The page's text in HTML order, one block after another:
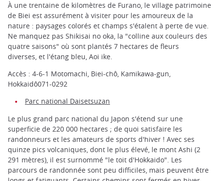
À une trentaine de kilomètres de Furano, le village patrimoine
de Biei est assurément à visiter pour les amoureux de la
nature : paysages colorés et champs s'étalent à perte de vue.
Ne manquez pas Shikisai no oka, la "colline aux couleurs des
quatre saisons" où sont plantés 7 hectares de fleurs
diverses, et l'étang bleu, Aoi ike.
Accès : 4-6-1 Motomachi, Biei-chô, Kamikawa-gun,
Hokkaidô071-0292
Parc national Daisetsuzan
Le plus grand parc national du Japon s'étend sur une
superficie de 220 000 hectares ; de quoi satisfaire les
randonneurs et les amateurs de sports d'hiver ! Avec ses
quinze pics volcaniques, dont le plus élevé, le mont Ashi (2
291 mètres), il est surnommé "le toit d'Hokkaido". Les
parcours de randonnée sont peu difficiles, mais peuvent être